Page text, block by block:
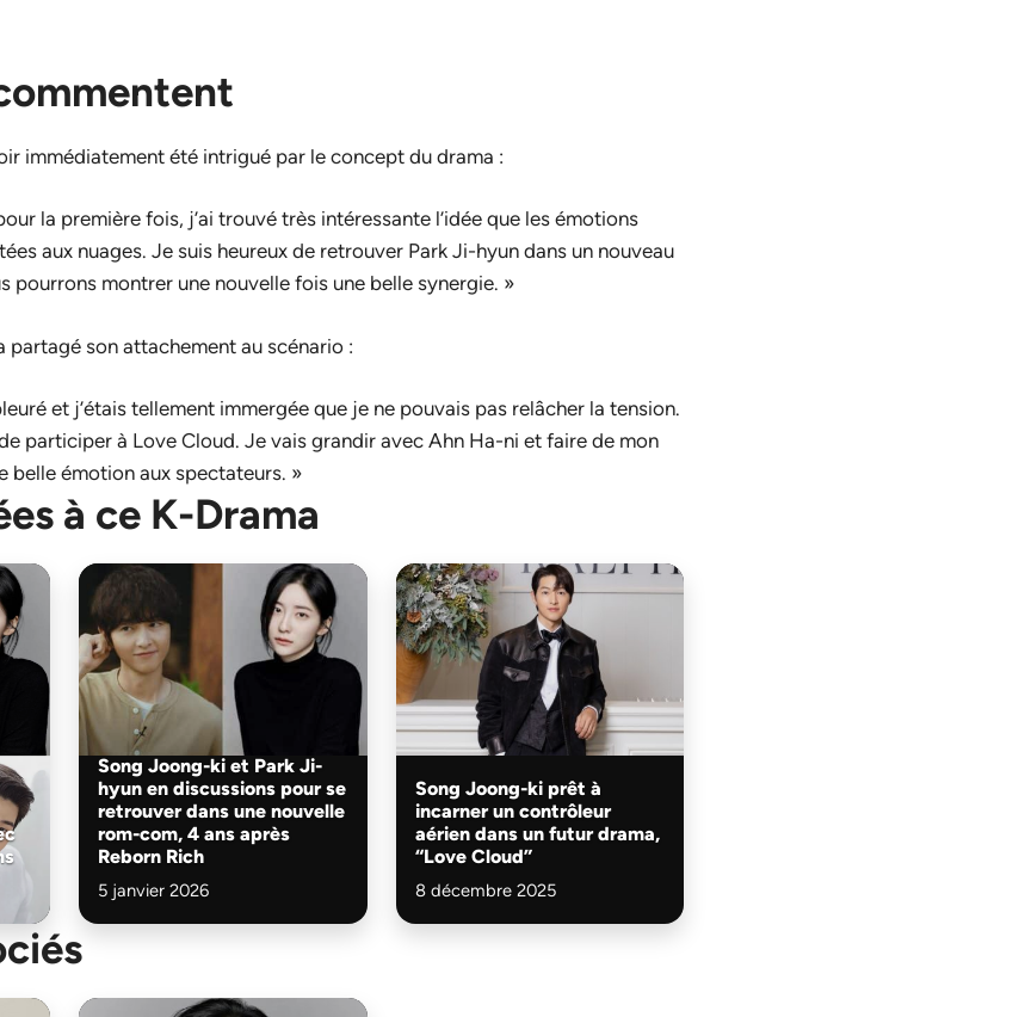
immédiatement été intrigué par le concept du drama :
la première fois, j’ai trouvé très intéressante l’idée que les émotions
aux nuages. Je suis heureux de retrouver Park Ji-hyun dans un nouveau
pourrons montrer une nouvelle fois une belle synergie. »
partagé son attachement au scénario :
et j’étais tellement immergée que je ne pouvais pas relâcher la tension.
participer à Love Cloud. Je vais grandir avec Ahn Ha-ni et faire de mon
belle émotion aux spectateurs. »
à ce K-Drama
Song Joong-ki et Park Ji-
hyun en discussions pour se
retrouver dans une nouvelle
rom-com, 4 ans après
Reborn Rich
5 janvier 2026
Song Joong-ki prêt à
incarner un contrôleur
aérien dans un futur drama,
“Love Cloud”
8 décembre 2025